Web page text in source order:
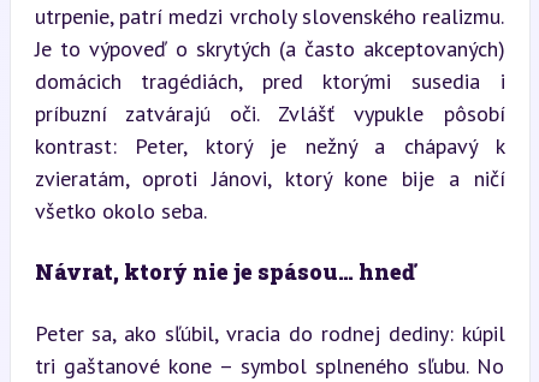
utrpenie, patrí medzi vrcholy slovenského realizmu.
Je to výpoveď o skrytých (a často akceptovaných)
domácich tragédiách, pred ktorými susedia i
príbuzní zatvárajú oči. Zvlášť vypukle pôsobí
kontrast: Peter, ktorý je nežný a chápavý k
zvieratám, oproti Jánovi, ktorý kone bije a ničí
všetko okolo seba.
Návrat, ktorý nie je spásou… hneď
Peter sa, ako sľúbil, vracia do rodnej dediny: kúpil
tri gaštanové kone – symbol splneného sľubu. No